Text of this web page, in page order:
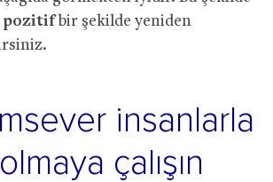
pozitifbir şekilde yeniden
insanlarla
çalışın